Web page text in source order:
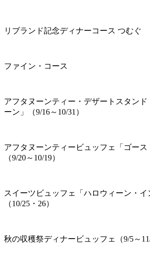
リブランド記念ディナーコース つむぐ
ファイン・コース
アフタヌーンティー・デザートスタンド
ーン」（9/16～10/31）
アフタヌーンティービュッフェ「ゴース
（9/20～10/19）
スイーツビュッフェ「ハロウィーン・イ
（10/25・26）
秋の収穫祭ディナービュッフェ（9/5～11/